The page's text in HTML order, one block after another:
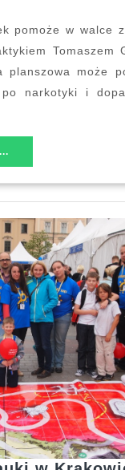
w
walce
z
dopalaczami
Tomaszem
planszowa może
narkotyki i
DALEJ...